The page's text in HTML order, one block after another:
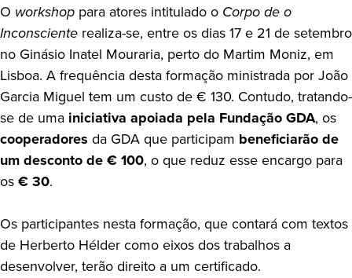
O workshop para atores intitulado o Corpo de o
Inconsciente realiza-se, entre os dias 17 e 21 de setembro
no Ginásio Inatel Mouraria, perto do Martim Moniz, em
Lisboa. A frequência desta formação ministrada por João
Garcia Miguel tem um custo de € 130. Contudo, tratando-
se de uma iniciativa apoiada pela Fundação GDA, os
cooperadores da GDA que participam beneficiarão de
umdesconto de € 100, o que reduz esse encargo para
os€ 30.
Os participantes nesta formação, que contará com textos
de Herberto Hélder como eixos dos trabalhos a
desenvolver, terão direito a um certificado.